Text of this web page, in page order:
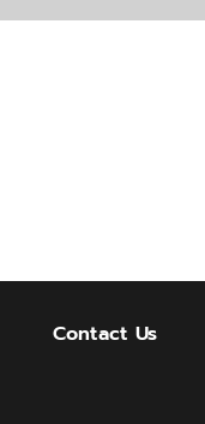
Contact Us